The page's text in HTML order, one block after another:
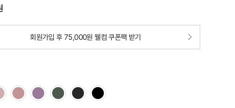
회원가입 후 75,000원 웰컴 쿠폰팩 받기